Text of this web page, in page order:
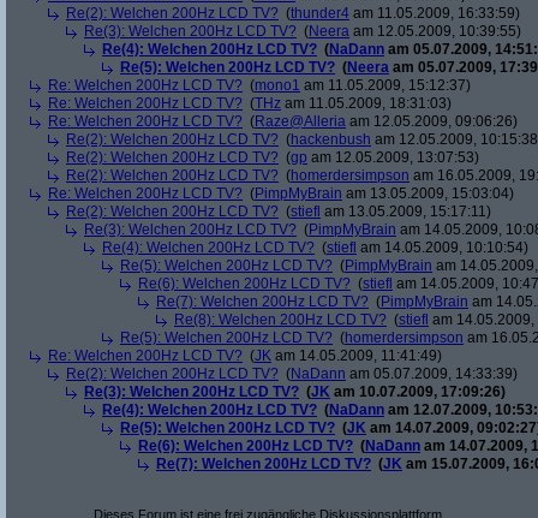
Re(2): Welchen 200Hz LCD TV? (thunder4 am 11.05.2009, 16:33:59)
Re(3): Welchen 200Hz LCD TV? (Neera am 12.05.2009, 10:39:55)
Re(4): Welchen 200Hz LCD TV? (NaDann am 05.07.2009,
Re(5): Welchen 200Hz LCD TV? (Neera am 05.07.2009,
Re: Welchen 200Hz LCD TV? (mono1 am 11.05.2009, 15:12:37)
Re: Welchen 200Hz LCD TV? (THz am 11.05.2009, 18:31:03)
Re: Welchen 200Hz LCD TV? (Raze@Alleria am 12.05.2009, 09:06:26)
Re(2): Welchen 200Hz LCD TV? (hackenbush am 12.05.2009,
Re(2): Welchen 200Hz LCD TV? (gp am 12.05.2009, 13:07:53)
Re(2): Welchen 200Hz LCD TV? (homerdersimpson am 16.05.2009,
Re: Welchen 200Hz LCD TV? (PimpMyBrain am 13.05.2009, 15:03:04)
Re(2): Welchen 200Hz LCD TV? (stiefl am 13.05.2009, 15:17:11)
Re(3): Welchen 200Hz LCD TV? (PimpMyBrain am 14.05.2009,
Re(4): Welchen 200Hz LCD TV? (stiefl am 14.05.2009, 10:10:54)
Re(5): Welchen 200Hz LCD TV? (PimpMyBrain am
Re(6): Welchen 200Hz LCD TV? (stiefl am 14.05.2009,
Re(7): Welchen 200Hz LCD TV? (PimpMyBrain am
Re(8): Welchen 200Hz LCD TV? (stiefl am 14.05.2009,
Re(5): Welchen 200Hz LCD TV? (homerdersimpson am
Re: Welchen 200Hz LCD TV? (JK am 14.05.2009, 11:41:49)
Re(2): Welchen 200Hz LCD TV? (NaDann am 05.07.2009, 14:33:39)
Re(3): Welchen 200Hz LCD TV? (JK am 10.07.2009, 17:09:26)
Re(4): Welchen 200Hz LCD TV? (NaDann am 12.07.2009,
Re(5): Welchen 200Hz LCD TV? (JK am 14.07.2009,
Re(6): Welchen 200Hz LCD TV? (NaDann am 14.07.2009,
Re(7): Welchen 200Hz LCD TV? (JK am 15.07.2009,
Dieses Forum ist eine frei zugängliche Diskussionsplattform.